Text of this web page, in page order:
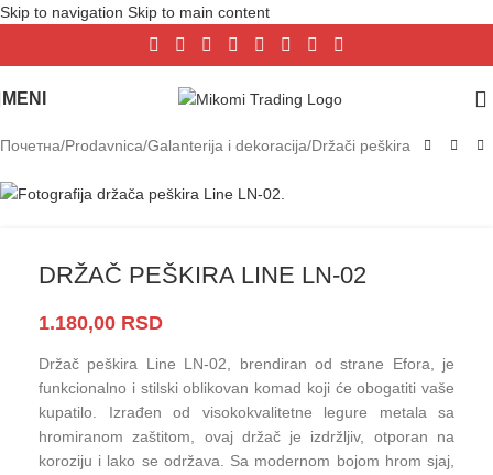
Skip to navigation Skip to main content
MENI
Почетна/Prodavnica/Galanterija i dekoracija/Držači peškira
DRŽAČ PEŠKIRA LINE LN-02
1.180,00 RSD
Držač peškira Line LN-02, brendiran od strane Efora, je
funkcionalno i stilski oblikovan komad koji će obogatiti vaše
kupatilo. Izrađen od visokokvalitetne legure metala sa
hromiranom zaštitom, ovaj držač je izdržljiv, otporan na
koroziju i lako se održava. Sa modernom bojom hrom sjaj,